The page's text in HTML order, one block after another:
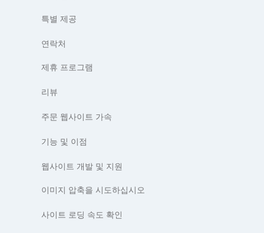
특별 제공
연락처
제휴 프로그램
리뷰
주문 웹사이트 가속
기능 및 이점
웹사이트 개발 및 지원
이미지 압축을 시도하십시오
사이트 로딩 속도 확인